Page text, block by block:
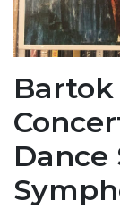
Bartok
Dance